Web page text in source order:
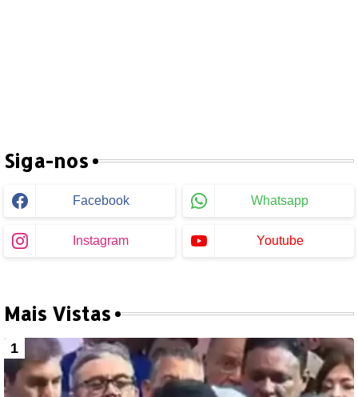
Siga-nos
Facebook Whatsapp
Instagram Youtube
Mais Vistas